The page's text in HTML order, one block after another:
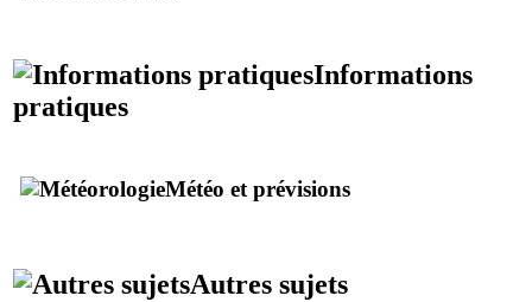
Informations
pratiques
Météo et prévisions
Autres sujets